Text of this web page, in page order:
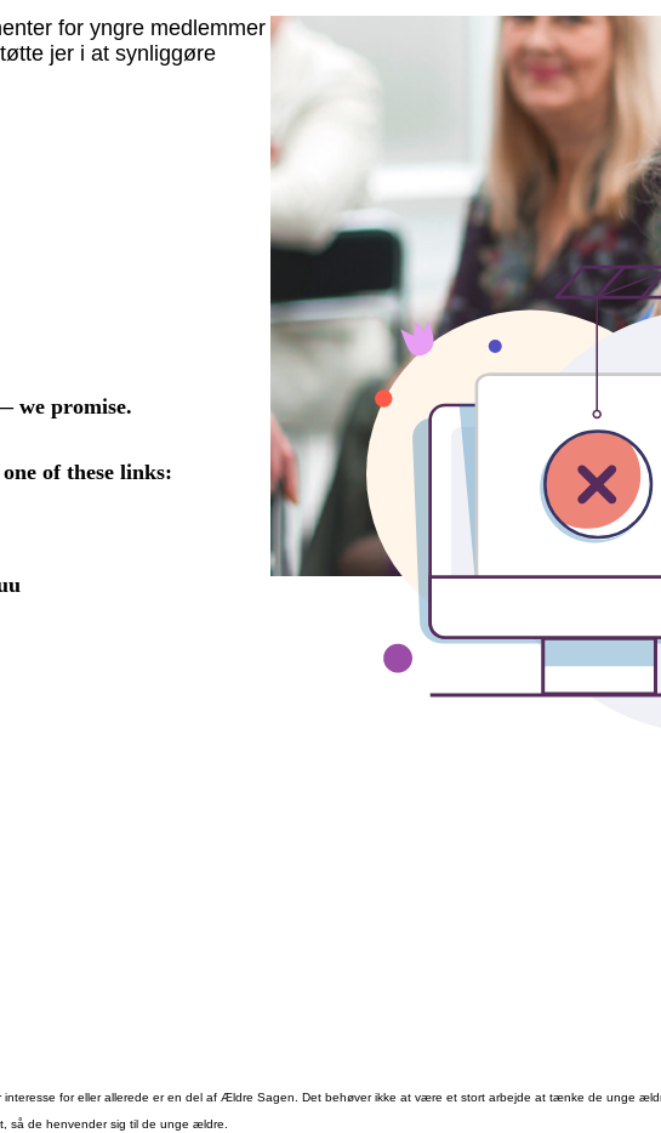
for yngre medlemmer
jer i at synliggøre
for eller allerede er en del af Ældre Sagen. Det behøver ikke at være et stort arbejde at tænke de unge
så de henvender sig til de unge ældre.